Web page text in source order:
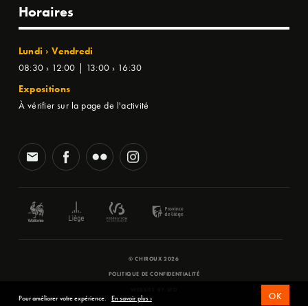
Horaires
Lundi › Vendredi
08:30 › 12:00 | 13:00 › 16:30
Expositions
À vérifier sur la page de l'activité
© CHIROUX 2026
POLITIQUE DE CONFIDENTIALITÉ
Pour améliorer votre expérience. En savoir plus › OK